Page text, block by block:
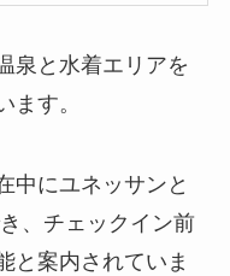
泉と水着エリアを
ます。
中にユネッサンと
、チェックイン前
と案内されていま